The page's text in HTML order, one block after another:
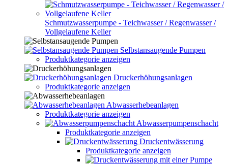
Schmutzwasserpumpe - Teichwasser / Regenwasser /
Vollgelaufene Keller
Selbstansaugende Pumpen
Produktkategorie anzeigen
Druckerhöhungsanlagen
Produktkategorie anzeigen
Abwasserhebeanlagen
Produktkategorie anzeigen
Abwasserpumpenschacht
Produktkategorie anzeigen
Druckentwässerung
Produktkategorie anzeigen